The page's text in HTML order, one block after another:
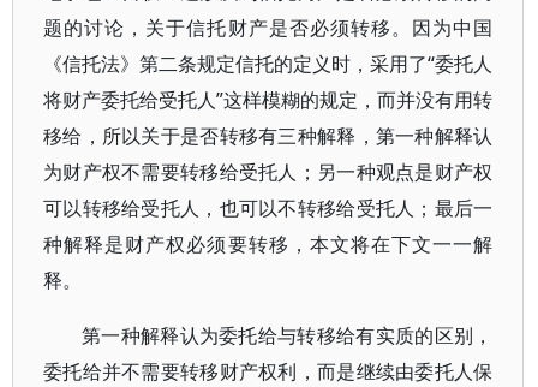
题的讨论，关于信托财产是否必须转移。因为中国
《信托法》第二条规定信托的定义时，采用了“委托人
将财产委托给受托人”这样模糊的规定，而并没有用转
移给，所以关于是否转移有三种解释，第一种解释认
为财产权不需要转移给受托人；另一种观点是财产权
可以转移给受托人，也可以不转移给受托人；最后一
种解释是财产权必须要转移，本文将在下文一一解
释。
第一种解释认为委托给与转移给有实质的区别，
委托给并不需要转移财产权利，而是继续由委托人保